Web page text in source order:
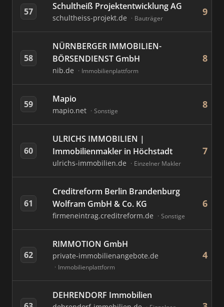
57 Schultheiß Projektentwicklung AG
schultheiss-projekt.de Bauträger
9
58
NÜRNBERGER IMMOBILIEN-
BÖRSENDIENST GmbH
nib.de Immobilienplattform
8
59 Mapio
mapio.net Sonstige
8
60
ULRICHS IMMOBILIEN |
Immobilienmakler in Höchstadt
ulrichs-immobilien.de Einzelner Makler
7
61
Creditreform Berlin Brandenburg
Wolfram GmbH & Co. KG
firmeneintrag.creditreform.de Sonstige
6
62
RIMMOTION GmbH
private-immobilienangebote.de
Immobilienplattform
4
DEHRENDORF Immobilien